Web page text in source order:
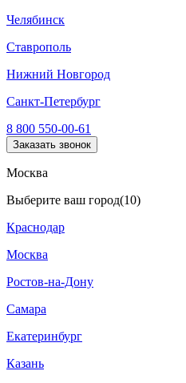
Челябинск
Ставрополь
Нижний Новгород
Санкт-Петербург
8 800 550-00-61
Заказать звонок
Москва
Выберите ваш город(10)
Краснодар
Москва
Ростов-на-Дону
Самара
Екатеринбург
Казань